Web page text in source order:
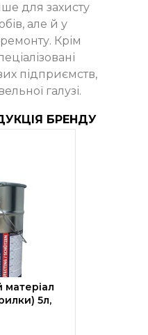
для захисту
але й у
Крім
підприємств,
галузі.
БРЕНДУ
матеріал
5л,